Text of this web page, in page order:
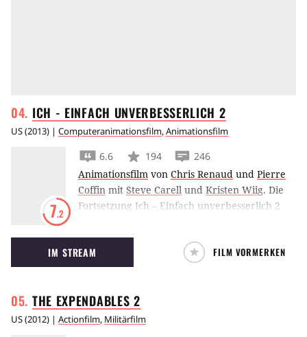
ICH - EINFACH UNVERBESSERLICH 2
US(2013) | Computeranimationsfilm,Animationsfilm
7.2
6.6 194
246
Animationsfilm von Chris Renaud und Pierre
Coffin mit Steve Carell und Kristen Wiig. Die
Fortsetzung Ich – Einfach unverbesserlich 2
Benjamin Bratt als neuen Gegenbuhler und
natürlich den tollpatschigen Minions eine
Menge Spaß.
IM STREAM FILM VORMERKEN
THE EXPENDABLES2
US(2012) | Actionfilm, Militärfilm